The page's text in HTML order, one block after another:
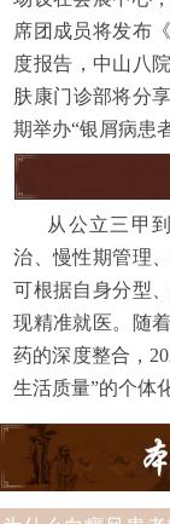
席团成员将发布
度报告，中山八
肤康门诊部将分
期举办“银屑病患
从公立三甲
治、慢性期管理
可根据自身分型
现精准就医。随
药的深度整合，
生活质量”的个体